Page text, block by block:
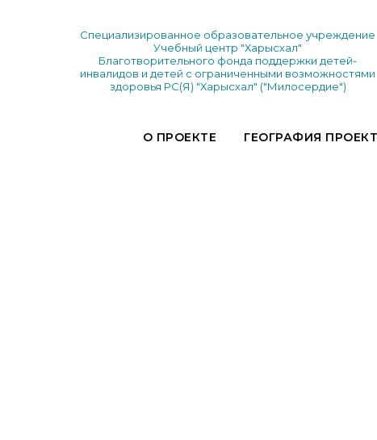
Специализированное образовательное учреждение
Учебный центр "Харысхал"
Благотворительного фонда поддержки детей-
инвалидов и детей с ограниченными возможностями
здоровья РС(Я) "Харысхал" ("Милосердие")
О ПРОЕКТЕ ГЕОГРАФИЯ